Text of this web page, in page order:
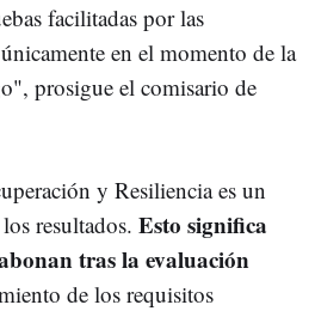
facilitadas por las
en el momento de la
prosigue el comisario de
y Resiliencia es un
resultados. Esto significa
tras la evaluación
de los requisitos